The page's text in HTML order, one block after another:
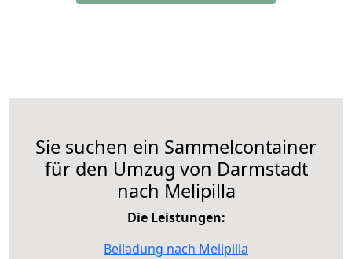
Sie suchen ein Sammelcontainer
für den Umzug von Darmstadt
nach Melipilla
Die Leistungen:
Beiladung nach Melipilla